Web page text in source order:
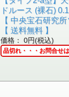
ドルース (裸石)
【 中央宝石研究
【 送料無料 】
価格： 0円(税込)
品切れ・・・お問合せ